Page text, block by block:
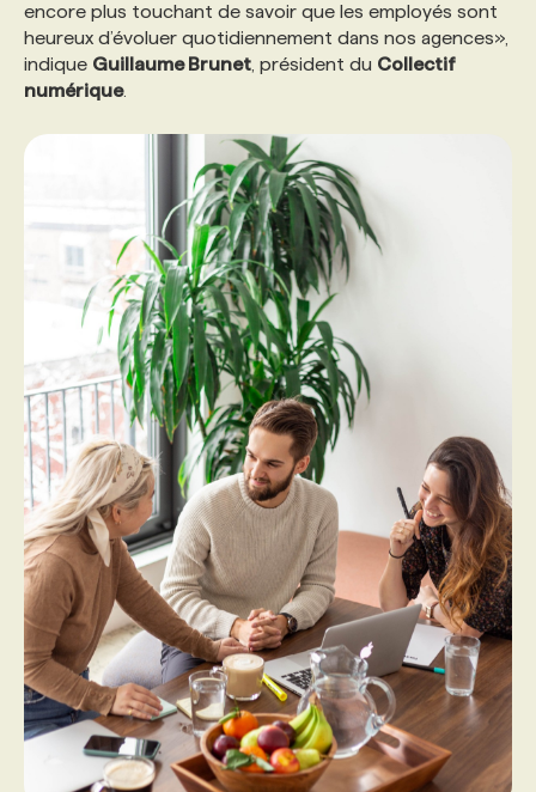
encore plus touchant de savoir que les employés sont
heureux d’évoluer quotidiennement dans nos agences»,
indique Guillaume Brunet , président du Collectif
numérique.